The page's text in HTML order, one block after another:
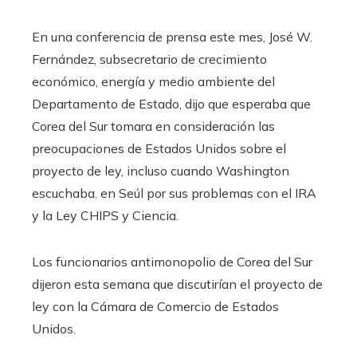
En una conferencia de prensa este mes, José W.
Fernández, subsecretario de crecimiento
económico, energía y medio ambiente del
Departamento de Estado, dijo que esperaba que
Corea del Sur tomara en consideración las
preocupaciones de Estados Unidos sobre el
proyecto de ley, incluso cuando Washington
escuchaba. en Seúl por sus problemas con el IRA
y la Ley CHIPS y Ciencia.
Los funcionarios antimonopolio de Corea del Sur
dijeron esta semana que discutirían el proyecto de
ley con la Cámara de Comercio de Estados
Unidos.